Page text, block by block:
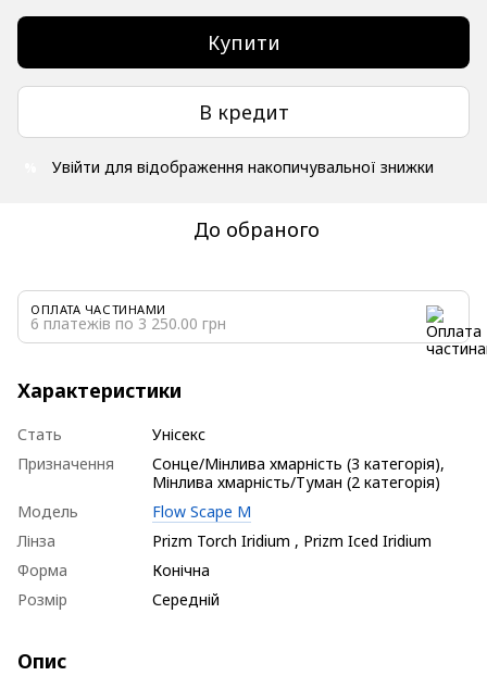
Купити
В кредит
Увійти для відображення накопичувальної знижки
До обраного
ОПЛАТА ЧАСТИНАМИ
6 платежів по 3 250.00 грн
Характеристики
Стать
Унісекс
Призначення
Сонце/Мінлива хмарність (3 категорія),
Мінлива хмарність/Туман (2 категорія)
Модель
Flow Scape M
Лінза
Prizm Torch Iridium , Prizm Iced Iridium
Форма
Конічна
Розмір
Середній
Опис